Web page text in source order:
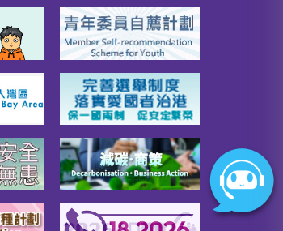
士每月就業收入的第75百份值
（現時數據為$26,000），而二
人申請者的收入水平，不得超
過一人申請者的一倍- 一人申請
者和二人申請者的總資產淨值
分別不得超過港幣 39 萬元及港
幣 78 萬元- 不擁有任何在香港
的住宅物業- 如果是公屋住戶，
不會因為入住青年宿舍而導致
有關公屋或中轉屋空置- 未曾居
住在政府青年宿舍計劃下的青
年宿舍合共超過三年